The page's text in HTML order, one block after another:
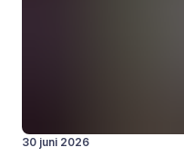
30 juni 2026